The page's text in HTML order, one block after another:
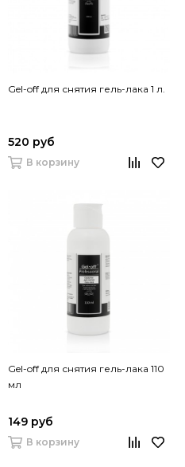
Gel-off для снятия гель-лака 1 л.
520 руб
В корзину
Gel-off для снятия гель-лака 110
мл
149 руб
В корзину